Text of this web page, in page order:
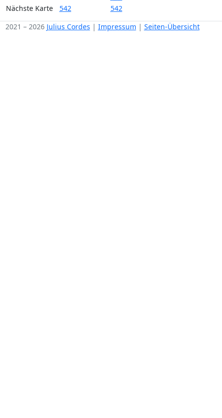
Nächste Karte
542
542
2021 – 2026 Julius Cordes | Impressum | Seiten-Übersicht